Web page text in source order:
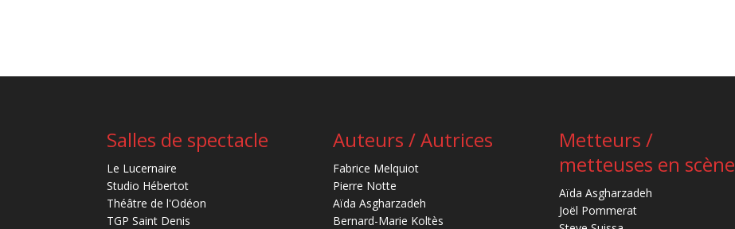
Salles de spectacle
Le Lucernaire
Studio Hébertot
Théâtre de l'Odéon
TGP Saint Denis
Auteurs / Autrices
Fabrice Melquiot
Pierre Notte
Aïda Asgharzadeh
Bernard-Marie Koltès
Metteurs /
metteuses en scène
Aïda Asgharzadeh
Joël Pommerat